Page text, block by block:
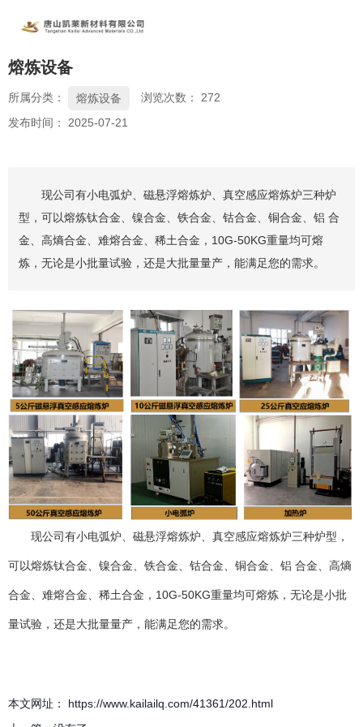
熔炼设备
所属分类： 熔炼设备 浏览次数： 272
发布时间： 2025-07-21
现公司有小电弧炉、磁悬浮熔炼炉、真空感应熔炼炉三种炉
型，可以熔炼钛合金、镍合金、铁合金、钴合金、铜合金、铝 合
金、高熵合金、难熔合金、稀土合金，10G-50KG重量均可熔
炼，无论是小批量试验，还是大批量量产，能满足您的需求。
现公司有小电弧炉、磁悬浮熔炼炉、真空感应熔炼炉三种炉型，
可以熔炼钛合金、镍合金、铁合金、钴合金、铜合金、铝 合金、高熵
合金、难熔合金、稀土合金，10G-50KG重量均可熔炼，无论是小批
量试验，还是大批量量产，能满足您的需求。
本文网址： https://www.kailailq.com/41361/202.html